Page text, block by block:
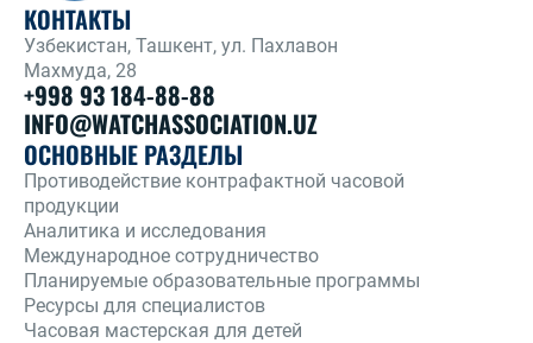
КОНТАКТЫ
Узбекистан, Ташкент, ул. Пахлавон
Махмуда, 28
+998 93 184-88-88
INFO@WATCHASSOCIATION.UZ
ОСНОВНЫЕ РАЗДЕЛЫ
Противодействие контрафактной часовой
продукции
Аналитика и исследования
Международное сотрудничество
Планируемые образовательные программы
Ресурсы для специалистов
Часовая мастерская для детей